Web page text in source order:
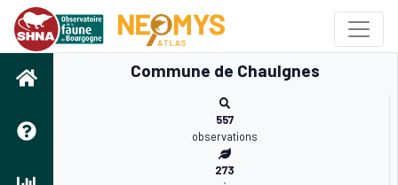
Commune de Chaulgnes
557
observations
273